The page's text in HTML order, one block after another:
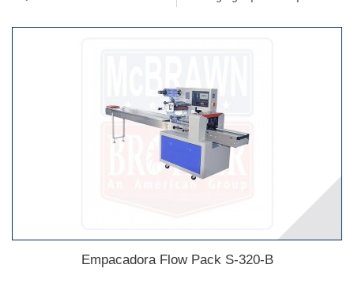
Empacadora Flow Pack S-320-B